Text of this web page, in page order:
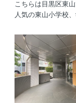
こちらは目黒区東
人気の東山小学校